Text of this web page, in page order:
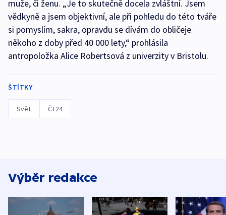
muže, či ženu. „Je to skutečně docela zvláštní. Jsem
vědkyně a jsem objektivní, ale při pohledu do této tváře
si pomyslím, sakra, opravdu se dívám do obličeje
někoho z doby před 40 000 lety,“ prohlásila
antropoložka Alice Robertsová z univerzity v Bristolu.
ŠTÍTKY
Svět ČT24
Výběr redakce